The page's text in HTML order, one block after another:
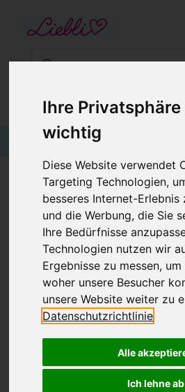
Ihre
wichtig
Diese Website verwendet
Targeting Technologien,
besseres Internet-Erlebnis
und die Werbung, die Sie
Ihre Bedürfnisse
Technologien nutzen wir
Ergebnisse zu messen,
woher unsere Besucher
unsere Website weiter zu
Datenschutzrichtlinie
Alle
Ich lehne ab
STARTSEITE
BABYKLEIDUNG
KINDERMODE
BLOG
WARME KINDERMÜTZE
LOOPSCHAL,